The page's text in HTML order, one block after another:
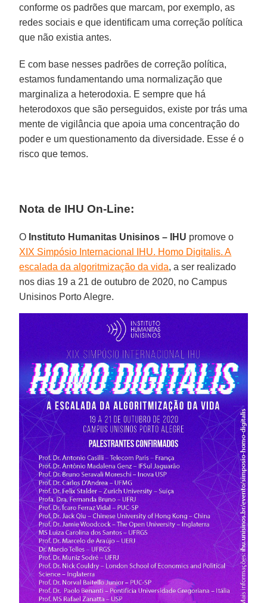
conforme os padrões que marcam, por exemplo, as
redes sociais e que identificam uma correção política
que não existia antes.
E com base nesses padrões de correção política,
estamos fundamentando uma normalização que
marginaliza a heterodoxia. E sempre que há
heterodoxos que são perseguidos, existe por trás uma
mente de vigilância que apoia uma concentração do
poder e um questionamento da diversidade. Esse é o
risco que temos.
Nota de IHU On-Line:
O Instituto Humanitas Unisinos – IHU promove o
XIX Simpósio Internacional IHU. Homo Digitalis. A
escalada da algoritmização da vida, a ser realizado
nos dias 19 a 21 de outubro de 2020, no Campus
Unisinos Porto Alegre.